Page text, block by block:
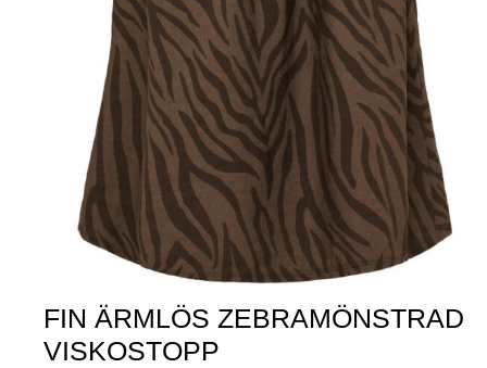
FIN ÄRMLÖS ZEBRAMÖNSTRAD
VISKOSTOPP